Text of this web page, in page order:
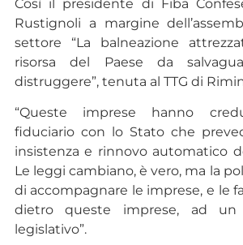
Così il presidente di Fiba
Rustignoli a margine
settore “La balneazione
risorsa del Paese da
distruggere”, tenuta al TTG di
“Queste imprese hanno
fiduciario con lo Stato che
insistenza e rinnovo automatico
Le leggi cambiano, è vero, ma la
di accompagnare le imprese, e le
dietro queste imprese, ad un
legislativo”.